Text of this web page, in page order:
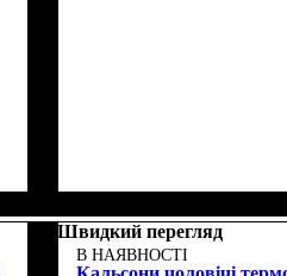
Швидкий перегляд
В НАЯВНОСТІ